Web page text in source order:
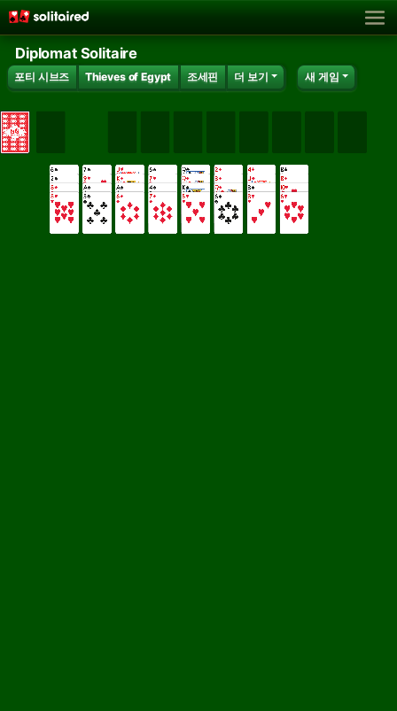
Diplomat Solitaire
포티 시브즈 Thieves of Egypt 조세핀 더 보기 새 게임